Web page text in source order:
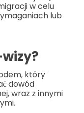
w celu
lub
wizy?
który
dowód
wraz z innymi